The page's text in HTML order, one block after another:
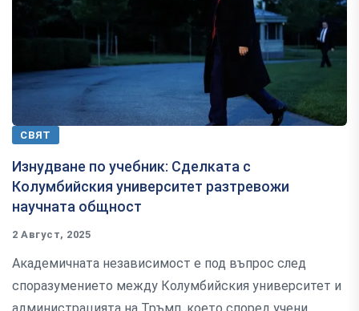
СВЯТ
Изнудване по учебник: Сделката с
Колумбийския университет разтревожи
научната общност
2 Август, 2025
Академичната независимост е под въпрос след
споразумението между Колумбийския университет и